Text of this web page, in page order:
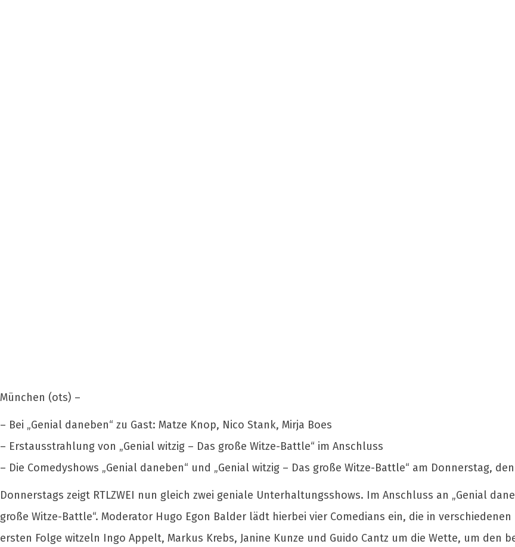
München (ots) –
– Bei „Genial daneben“ zu Gast: Matze Knop, Nico Stank, Mirja Boes
– Erstausstrahlung von „Genial witzig – Das große Witze-Battle“ im Anschluss
– Die Comedyshows „Genial daneben“ und „Genial witzig – Das große Witze-Battle“ am Donnerstag, den
Donnerstags zeigt RTLZWEI nun gleich zwei geniale Unterhaltungsshows. Im Anschluss an „Genial
große Witze-Battle“. Moderator Hugo Egon Balder lädt hierbei vier Comedians ein, die in
ersten Folge witzeln Ingo Appelt, Markus Krebs, Janine Kunze und Guido Cantz um die Wette, um den